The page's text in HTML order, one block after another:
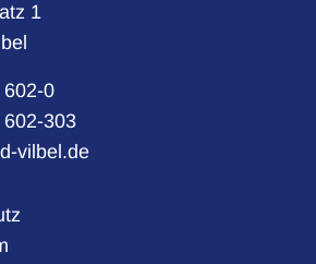
1
0
303
vilbel.de